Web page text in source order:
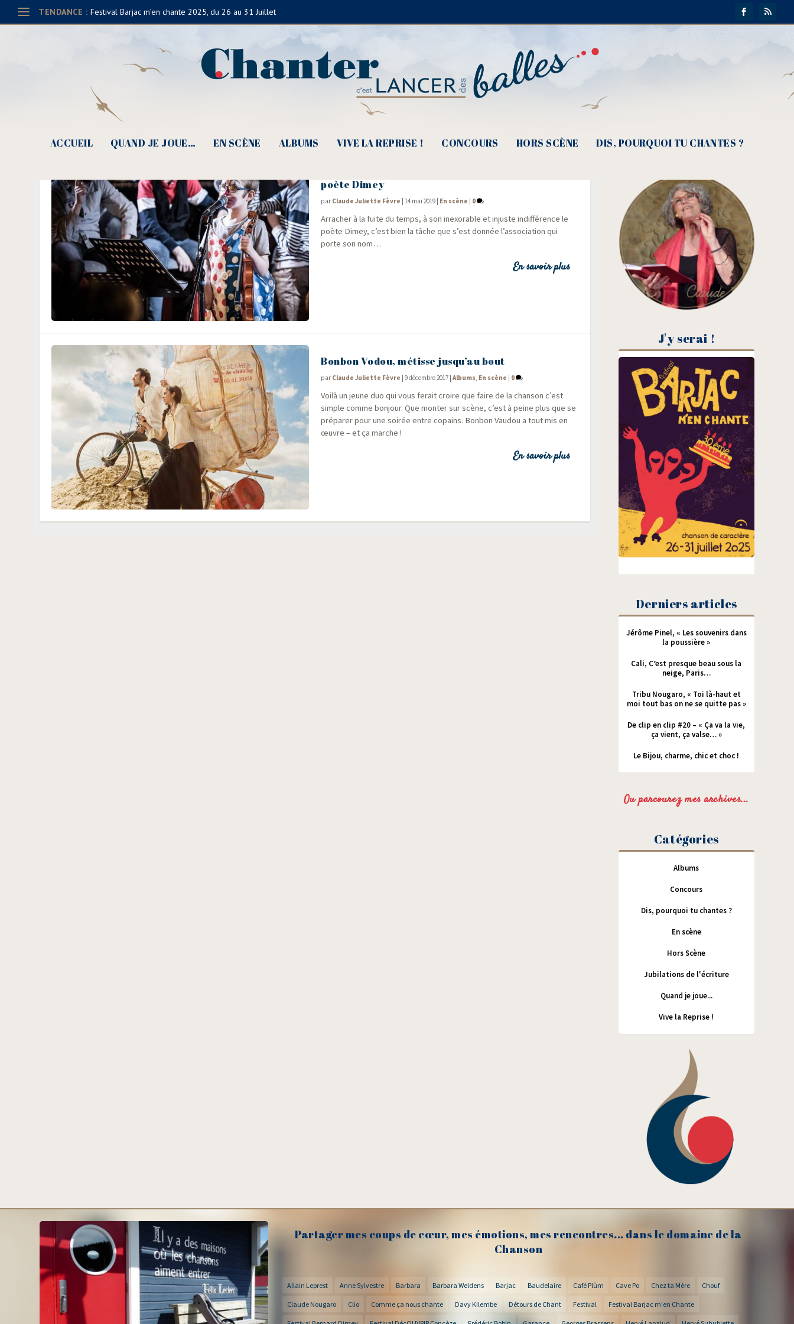
TENDANCE : Festival Barjac m’en chante 2025, du 26 au 31 Juillet
ACCUEIL QUAND JE JOUE… EN SCÈNE ALBUMS VIVE LA REPRISE ! CONCOURS HORS SCÈNE DIS, POURQUOI TU CHANTES ?
poète Dimey
par Claude Juliette Fèvre |14 mai 2019 En scène 0
Arra­cher à la fuite du temps, à son inexo­rable et injuste indif­fé­rence le
poète Dimey, c’est bien la tâche que s’est don­née l’association qui
porte son nom…
En savoir plus
Bonbon Vodou, métisse jusqu’au bout
par Claude Juliette Fèvre |9 décembre 2017 |Albums, En scène 0
Voi­là un jeune duo qui vous ferait croire que faire de la chan­son c’est
simple comme bon­jour. Que mon­ter sur scène, c’est à peine plus que se
pré­pa­rer pour une soi­rée entre copains. Bon­bon Vau­dou a tout mis en
œuvre – et ça marche !
En savoir plus
J'y serai !
Derniers articles
Jérôme Pinel, « Les souvenirs dans
la poussière »
Cali, C’est presque beau sous la
neige, Paris…
Tribu Nougaro, « Toi là-haut et
moi tout bas on ne se quitte pas »
De clip en clip #20 – « Ça va la vie,
ça vient, ça valse… »
Le Bijou, charme, chic et choc !
Ou parcourez mes archives...
Catégories
Albums
Concours
Dis, pourquoi tu chantes ?
En scène
Hors Scène
Jubilations de l'écriture
Quand je joue...
Vive la Reprise !
Partager mes coups de cœur, mes émotions, mes rencontres... dans le domaine de la
Chanson
Allain Leprest Anne Sylvestre Barbara Barbara Weldens Barjac Baudelaire Café Plùm Cave Po Chez ta Mère Chouf
Claude Nougaro Clio Comme ça nous chante Davy Kilembe Détours de Chant Festival Festival Barjac m'en Chante